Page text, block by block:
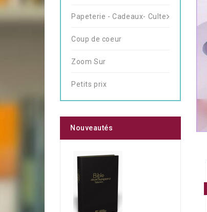
Papeterie - Cadeaux- Culte
Coup de coeur
Zoom Sur
Petits prix
Nouveautés